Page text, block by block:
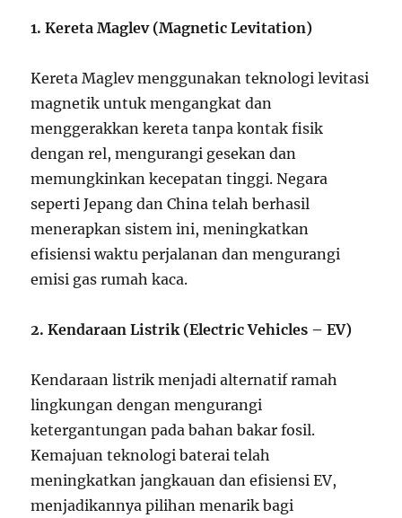
1. Kereta Maglev (Magnetic Levitation)
Kereta Maglev menggunakan teknologi levitasi
magnetik untuk mengangkat dan
menggerakkan kereta tanpa kontak fisik
dengan rel, mengurangi gesekan dan
memungkinkan kecepatan tinggi. Negara
seperti Jepang dan China telah berhasil
menerapkan sistem ini, meningkatkan
efisiensi waktu perjalanan dan mengurangi
emisi gas rumah kaca.
2. Kendaraan Listrik (Electric Vehicles – EV)
Kendaraan listrik menjadi alternatif ramah
lingkungan dengan mengurangi
ketergantungan pada bahan bakar fosil.
Kemajuan teknologi baterai telah
meningkatkan jangkauan dan efisiensi EV,
menjadikannya pilihan menarik bagi